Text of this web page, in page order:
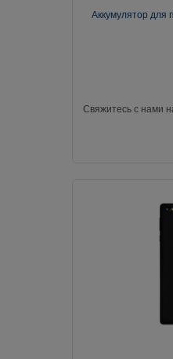
Аккумулятор для
Свяжитесь с нами